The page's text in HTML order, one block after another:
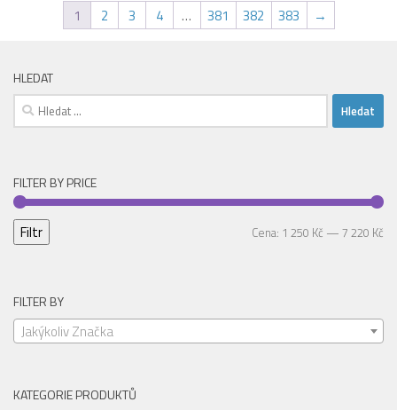
1 2 3 4 … 381 382 383 →
HLEDAT
Vyhledávání
FILTER BY PRICE
Filtr Cena: 1 250 Kč — 7 220 Kč
FILTER BY
Jakýkoliv Značka
KATEGORIE PRODUKTŮ